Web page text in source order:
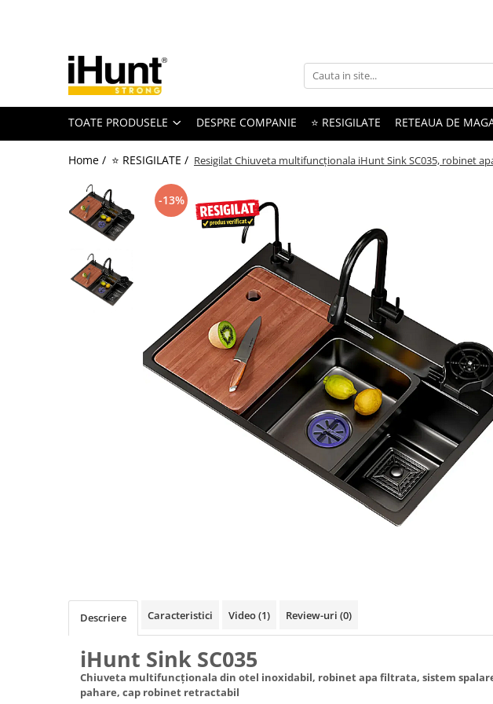
TELEFOANE & TABLETE IHUNT
Telefoane iHunt
Smartphone
Boxe Portabile
Casti Audio
Accesorii telefoane
Huse protectie
Smartwatch
Accesorii smartwatch
Mașini de Spălat Vase
Mașini de Spălat Rufe
Roboți Curătenie
Roboți Aspirator
Roboți Geamuri
TOATE PRODUSELE DESPRE COMPANIE ⭐ RESIGILATE RETEAUA DE
Home / ⭐ RESIGILATE / Resigilat Chiuveta multifuncționala iHunt Sink SC035, robinet
-13%
Descriere Caracteristici Video(1) Review-uri (0)
iHunt Sink SC035
Chiuveta multifuncționala din otel inoxidabil, robinet apa filtrata, sistem
pahare, cap robinet retractabil